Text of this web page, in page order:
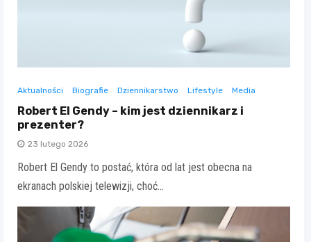
Aktualności Biografie Dziennikarstwo Lifestyle Media
Robert El Gendy – kim jest dziennikarz i
prezenter?
23 lutego 2026
Robert El Gendy to postać, która od lat jest obecna na
ekranach polskiej telewizji, choć…